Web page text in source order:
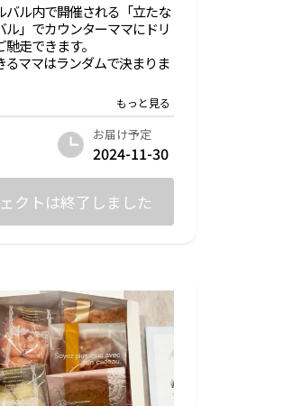
バル内で開催される「立たな
ル」でカウンターママにドリ
走できます。
ママはランダムで決まりま
頂いた時のママの写真とコメ
告でお知らせさせて頂きま
お届け予定
2024-11-30
クトは終了しました